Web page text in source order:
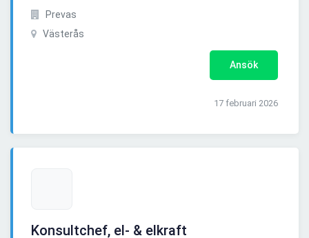
Prevas
Västerås
Ansök
17 februari 2026
Konsultchef, el- & elkraft